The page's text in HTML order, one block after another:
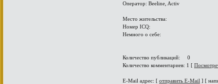
Оператор: Beeline, Activ
Место жительства:
Номер ICQ:
Немного о себе:
Количество публикаций: 0
Количество комментариев: 1 [
E-Mail адрес: [ отправить E-Mail ] [